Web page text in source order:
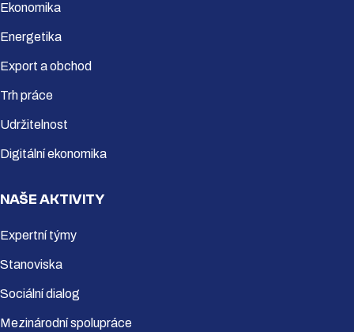
Ekonomika
Energetika
Export a obchod
Trh práce
Udržitelnost
Digitální ekonomika
NAŠE AKTIVITY
Expertní týmy
Stanoviska
Sociální dialog
Mezinárodní spolupráce